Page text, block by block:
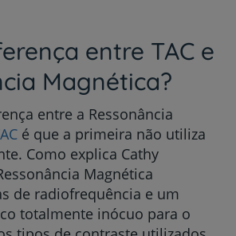
entre TAC e
Magnética?
entre a Ressonância
é que a primeira não utiliza
Como explica Cathy
Magnética
de radiofrequência e um
totalmente inócuo para o